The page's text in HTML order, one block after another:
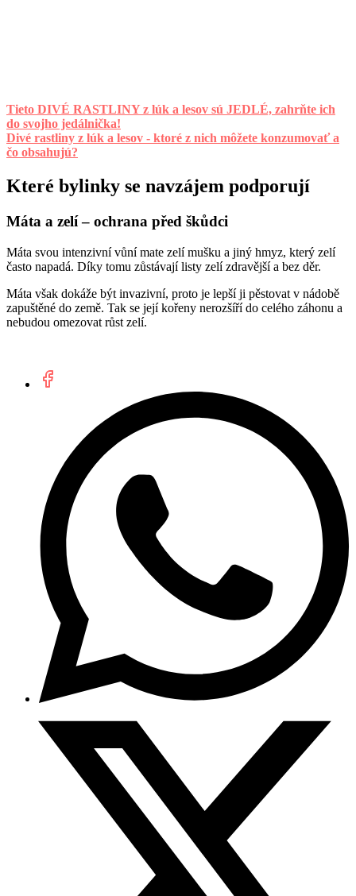
Tieto DIVÉ RASTLINY z lúk a lesov sú JEDLÉ, zahrňte ich
do svojho jedálnička!
Divé rastliny z lúk a lesov - ktoré z nich môžete konzumovať a
čo obsahujú?
Které bylinky se navzájem podporují
Máta a zelí – ochrana před škůdci
Máta svou intenzivní vůní mate zelí mušku a jiný hmyz, který zelí
často napadá. Díky tomu zůstávají listy zelí zdravější a bez děr.
Máta však dokáže být invazivní, proto je lepší ji pěstovat v nádobě
zapuštěné do země. Tak se její kořeny nerozšíří do celého záhonu a
nebudou omezovat růst zelí.